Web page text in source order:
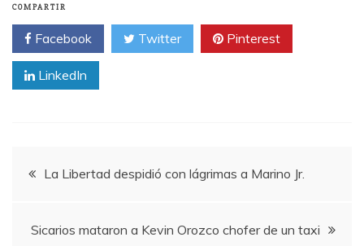
COMPARTIR
Facebook Twitter Pinterest
LinkedIn
Navegación
La Libertad despidió con lágrimas a Marino Jr.
Sicarios mataron a Kevin Orozco chofer de un taxi